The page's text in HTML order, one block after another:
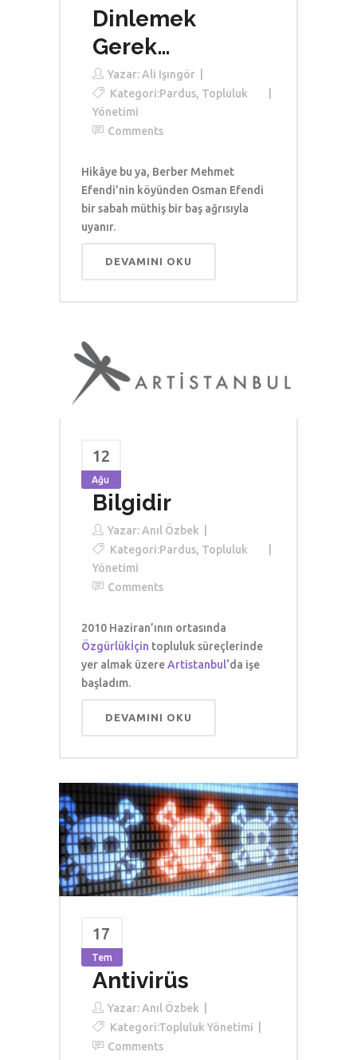
Dinlemek
Gerek…
Yazar:Ali Işıngör
Kategori:Pardus, Topluluk
Yönetimi
Comments
Hikâye bu ya, Berber Mehmet
Efendi’nin köyünden Osman Efendi
bir sabah müthiş bir baş ağrısıyla
uyanır.
DEVAMINI OKU
12
Ağu
Bilgidir
Yazar:Anıl Özbek
Kategori:Pardus, Topluluk
Yönetimi
Comments
2010 Haziran’ının ortasında
Özgürlükİçin topluluk süreçlerinde
yer almak üzereArtistanbul‘da işe
başladım.
DEVAMINI OKU
17
Tem
Antivirüs
Yazar:Anıl Özbek
Kategori:Topluluk Yönetimi
Comments